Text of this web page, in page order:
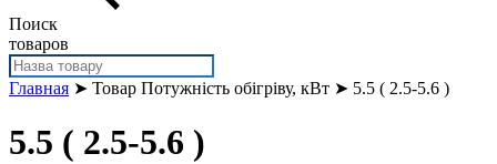
Поиск
товаров
Главная ➤ Товар Потужність обігріву, кВт ➤ 5.5 ( 2.5-5.6 )
5.5 ( 2.5-5.6 )